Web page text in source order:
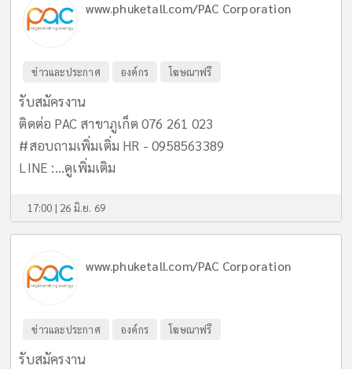
www.phuketall.com/PAC Corporation
ข่าวและประกาศ องค์กร โฆษณาฟรี
รับสมัครงาน
ติดต่อ PAC สาขาภูเก็ต 076 261 023
#สอบถามเพิ่มเติ่ม HR - 0958563389
LINE :...ดูเพิ่มเติม
17:00 | 26 มิ.ย. 69
www.phuketall.com/PAC Corporation
ข่าวและประกาศ องค์กร โฆษณาฟรี
รับสมัครงาน